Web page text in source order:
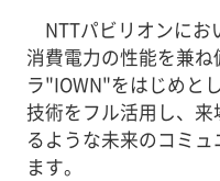
NTTパビリオンに
消費電力の性能を兼
ラ"IOWN"をはじめと
技術をフル活用し、
るような未来のコミ
ます。